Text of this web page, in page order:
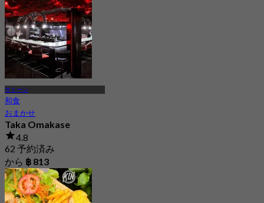
サトーン
和食
おまかせ
Taka Omakase
4.8
62 予約済み
から ฿ 813